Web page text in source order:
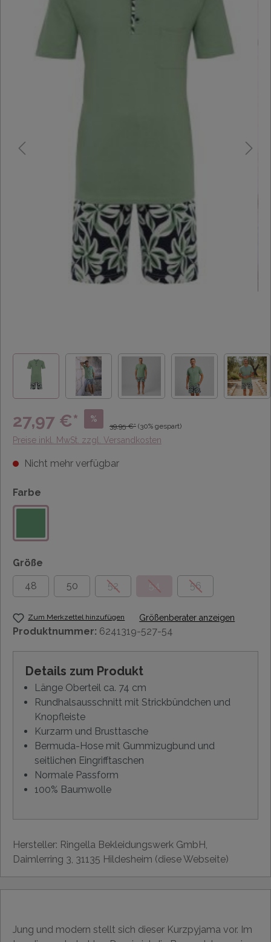
27,97 €* %
39,95 €* (30% gespart)
Preise inkl. MwSt. zzgl. Versandkosten
Nicht mehr verfügbar
Farbe
Größe
48
50 52 54 56
Zum Merkzettel hinzufügen Größenberater anzeigen
Produktnummer: 6241319-527-54
Details zum Produkt
Länge Oberteil ca. 74 cm
Rundhalsausschnitt mit Strickbündchen und
Knopfleiste
Kurzarm und Brusttasche
Bermuda-Hose mit Gummizugbund und
seitlichen Eingrifftaschen
Normale Passform
100% Baumwolle
Hersteller: Ringella Bekleidungswerk GmbH,
Daimlerring 3, 31135 Hildesheim (diese Webseite)
Jung und modern stellt sich dieser Kurzpyjama vor. Im